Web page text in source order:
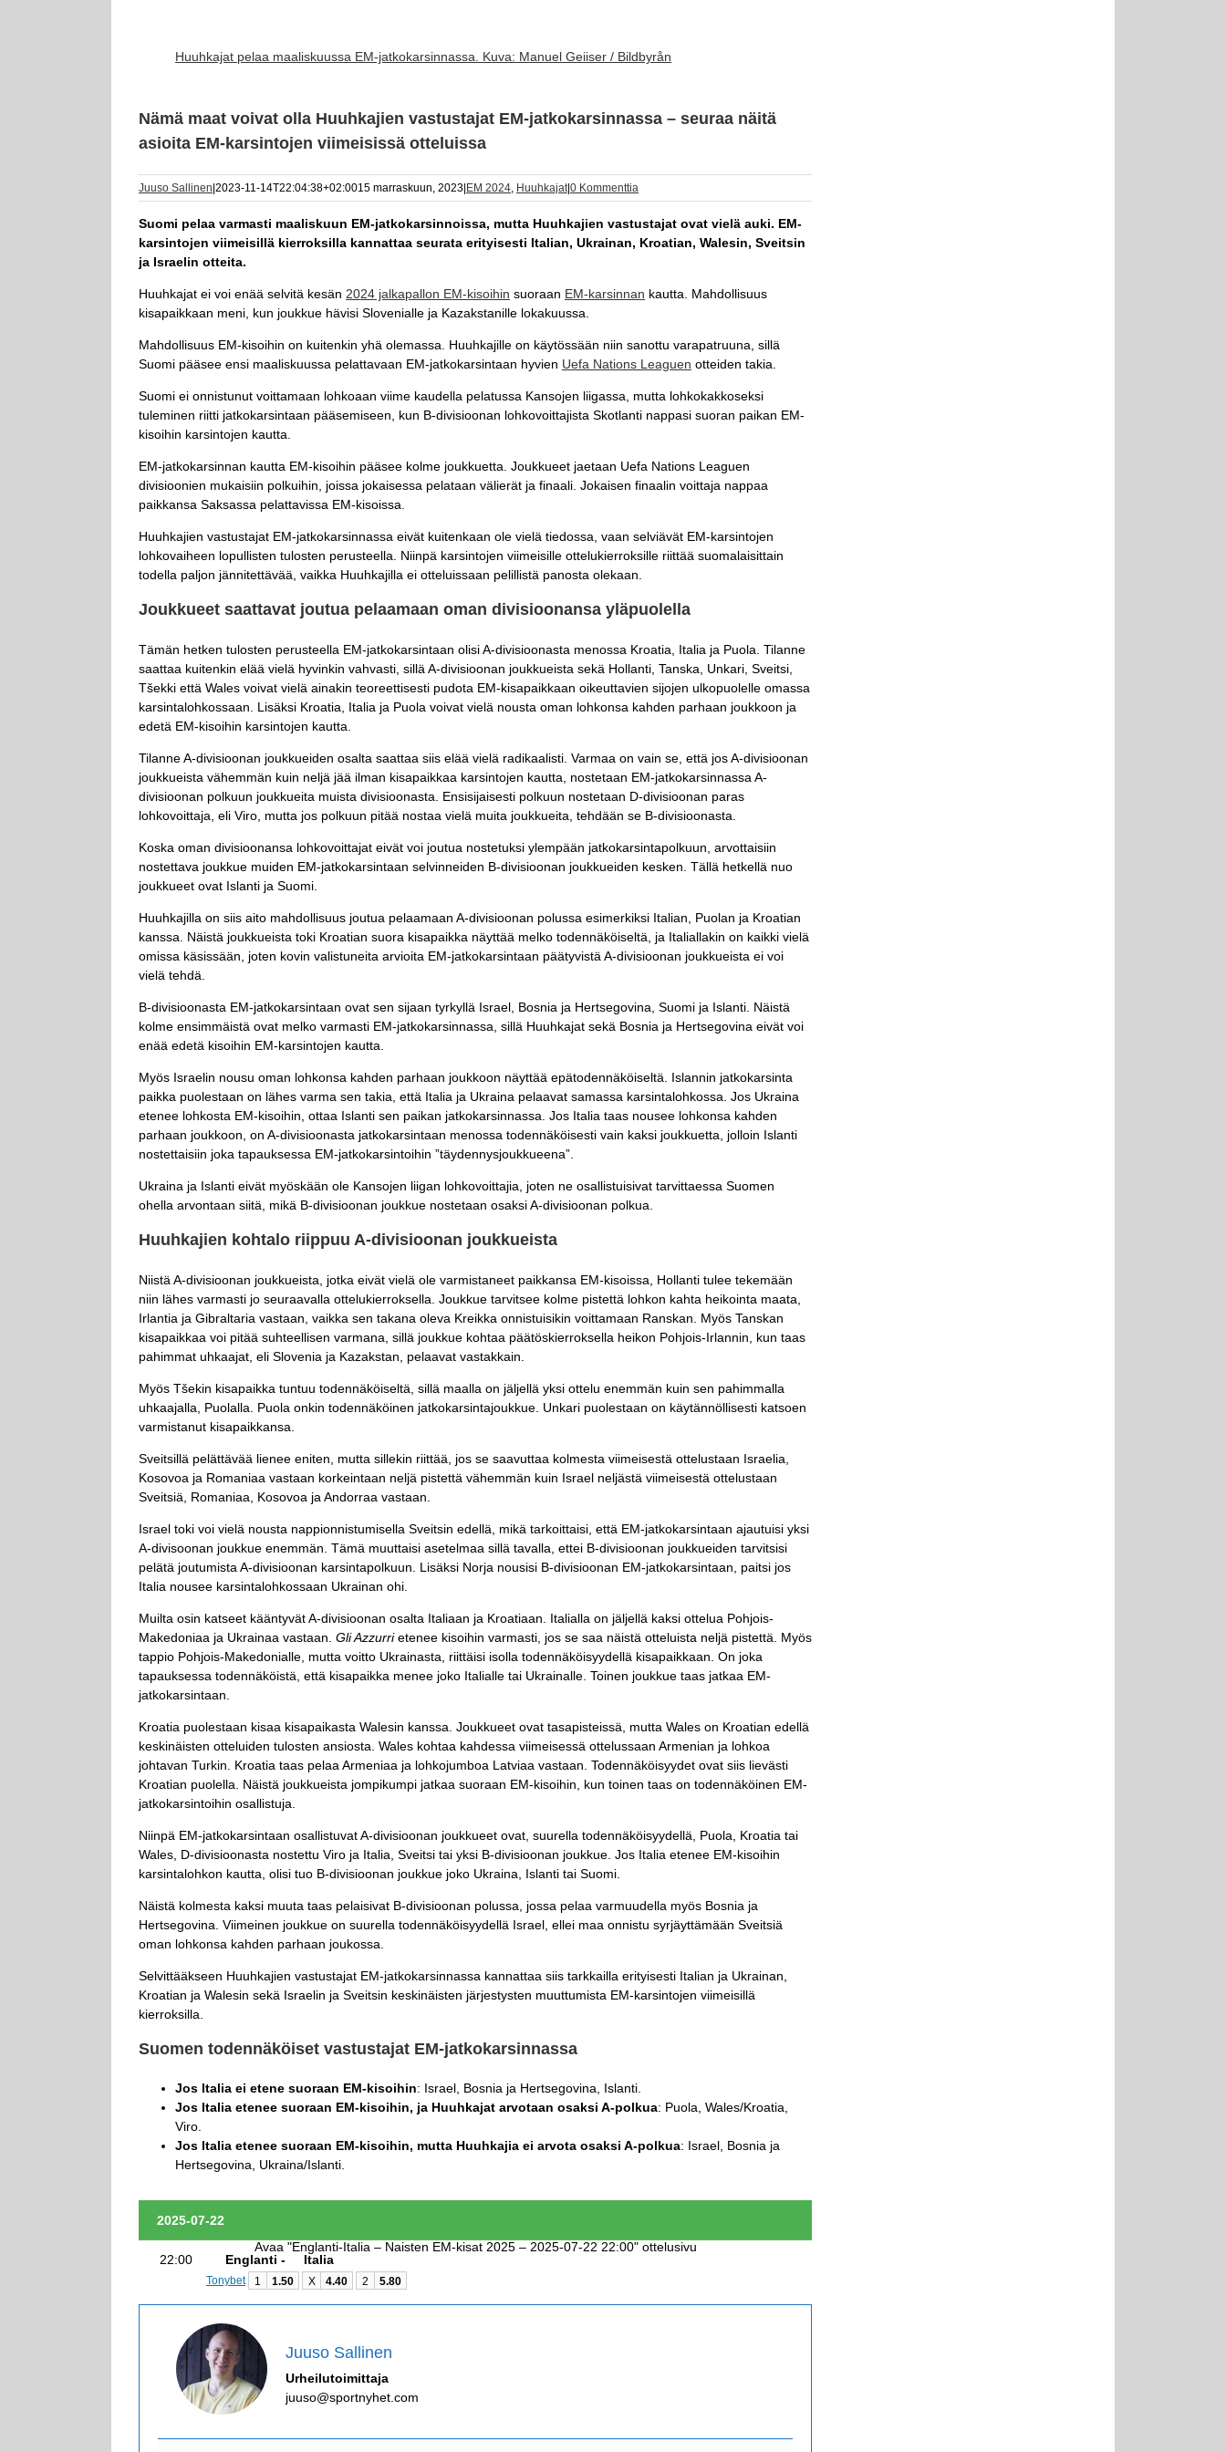
Huuhkajat pelaa maaliskuussa EM-jatkokarsinnassa. Kuva: Manuel Geiiser / Bildbyrån
Nämä maat voivat olla Huuhkajien vastustajat EM-jatkokarsinnassa – seuraa näitä
asioita EM-karsintojen viimeisissä otteluissa
Juuso Sallinen 2023-11-14T22:04:38+02:0015 marraskuun, 2023 EM 2024, Huuhkajat|0 Kommenttia
Suomi pelaa varmasti maaliskuun EM-jatkokarsinnoissa, mutta Huuhkajien vastustajat ovat vielä auki. EM-
karsintojen viimeisillä kierroksilla kannattaa seurata erityisesti Italian, Ukrainan, Kroatian, Walesin, Sveitsin
ja Israelin otteita.
Huuhkajat ei voi enää selvitä kesän 2024 jalkapallon EM-kisoihin suoraan EM-karsinnan kautta. Mahdollisuus
kisapaikkaan meni, kun joukkue hävisi Slovenialle ja Kazakstanille lokakuussa.
Mahdollisuus EM-kisoihin on kuitenkin yhä olemassa. Huuhkajille on käytössään niin sanottu varapatruuna, sillä
Suomi pääsee ensi maaliskuussa pelattavaan EM-jatkokarsintaan hyvien Uefa Nations Leaguen otteiden takia.
Suomi ei onnistunut voittamaan lohkoaan viime kaudella pelatussa Kansojen liigassa, mutta lohkokakkoseksi
tuleminen riitti jatkokarsintaan pääsemiseen, kun B-divisioonan lohkovoittajista Skotlanti nappasi suoran paikan EM-
kisoihin karsintojen kautta.
EM-jatkokarsinnan kautta EM-kisoihin pääsee kolme joukkuetta. Joukkueet jaetaan Uefa Nations Leaguen
divisioonien mukaisiin polkuihin, joissa jokaisessa pelataan välierät ja finaali. Jokaisen finaalin voittaja nappaa
paikkansa Saksassa pelattavissa EM-kisoissa.
Huuhkajien vastustajat EM-jatkokarsinnassa eivät kuitenkaan ole vielä tiedossa, vaan selviävät EM-karsintojen
lohkovaiheen lopullisten tulosten perusteella. Niinpä karsintojen viimeisille ottelukierroksille riittää suomalaisittain
todella paljon jännitettävää, vaikka Huuhkajilla ei otteluissaan pelillistä panosta olekaan.
Joukkueet saattavat joutua pelaamaan oman divisioonansa yläpuolella
Tämän hetken tulosten perusteella EM-jatkokarsintaan olisi A-divisioonasta menossa Kroatia, Italia ja Puola. Tilanne
saattaa kuitenkin elää vielä hyvinkin vahvasti, sillä A-divisioonan joukkueista sekä Hollanti, Tanska, Unkari, Sveitsi,
Tšekki että Wales voivat vielä ainakin teoreettisesti pudota EM-kisapaikkaan oikeuttavien sijojen ulkopuolelle omassa
karsintalohkossaan. Lisäksi Kroatia, Italia ja Puola voivat vielä nousta oman lohkonsa kahden parhaan joukkoon ja
edetä EM-kisoihin karsintojen kautta.
Tilanne A-divisioonan joukkueiden osalta saattaa siis elää vielä radikaalisti. Varmaa on vain se, että jos A-divisioonan
joukkueista vähemmän kuin neljä jää ilman kisapaikkaa karsintojen kautta, nostetaan EM-jatkokarsinnassa A-
divisioonan polkuun joukkueita muista divisioonasta. Ensisijaisesti polkuun nostetaan D-divisioonan paras
lohkovoittaja, eli Viro, mutta jos polkuun pitää nostaa vielä muita joukkueita, tehdään se B-divisioonasta.
Koska oman divisioonansa lohkovoittajat eivät voi joutua nostetuksi ylempään jatkokarsintapolkuun, arvottaisiin
nostettava joukkue muiden EM-jatkokarsintaan selvinneiden B-divisioonan joukkueiden kesken. Tällä hetkellä nuo
joukkueet ovat Islanti ja Suomi.
Huuhkajilla on siis aito mahdollisuus joutua pelaamaan A-divisioonan polussa esimerkiksi Italian, Puolan ja Kroatian
kanssa. Näistä joukkueista toki Kroatian suora kisapaikka näyttää melko todennäköiseltä, ja Italiallakin on kaikki vielä
omissa käsissään, joten kovin valistuneita arvioita EM-jatkokarsintaan päätyvistä A-divisioonan joukkueista ei voi
vielä tehdä.
B-divisioonasta EM-jatkokarsintaan ovat sen sijaan tyrkyllä Israel, Bosnia ja Hertsegovina, Suomi ja Islanti. Näistä
kolme ensimmäistä ovat melko varmasti EM-jatkokarsinnassa, sillä Huuhkajat sekä Bosnia ja Hertsegovina eivät voi
enää edetä kisoihin EM-karsintojen kautta.
Myös Israelin nousu oman lohkonsa kahden parhaan joukkoon näyttää epätodennäköiseltä. Islannin jatkokarsinta
paikka puolestaan on lähes varma sen takia, että Italia ja Ukraina pelaavat samassa karsintalohkossa. Jos Ukraina
etenee lohkosta EM-kisoihin, ottaa Islanti sen paikan jatkokarsinnassa. Jos Italia taas nousee lohkonsa kahden
parhaan joukkoon, on A-divisioonasta jatkokarsintaan menossa todennäköisesti vain kaksi joukkuetta, jolloin Islanti
nostettaisiin joka tapauksessa EM-jatkokarsintoihin ”täydennysjoukkueena”.
Ukraina ja Islanti eivät myöskään ole Kansojen liigan lohkovoittajia, joten ne osallistuisivat tarvittaessa Suomen
ohella arvontaan siitä, mikä B-divisioonan joukkue nostetaan osaksi A-divisioonan polkua.
Huuhkajien kohtalo riippuu A-divisioonan joukkueista
Niistä A-divisioonan joukkueista, jotka eivät vielä ole varmistaneet paikkansa EM-kisoissa, Hollanti tulee tekemään
niin lähes varmasti jo seuraavalla ottelukierroksella. Joukkue tarvitsee kolme pistettä lohkon kahta heikointa maata,
Irlantia ja Gibraltaria vastaan, vaikka sen takana oleva Kreikka onnistuisikin voittamaan Ranskan. Myös Tanskan
kisapaikkaa voi pitää suhteellisen varmana, sillä joukkue kohtaa päätöskierroksella heikon Pohjois-Irlannin, kun taas
pahimmat uhkaajat, eli Slovenia ja Kazakstan, pelaavat vastakkain.
Myös Tšekin kisapaikka tuntuu todennäköiseltä, sillä maalla on jäljellä yksi ottelu enemmän kuin sen pahimmalla
uhkaajalla, Puolalla. Puola onkin todennäköinen jatkokarsintajoukkue. Unkari puolestaan on käytännöllisesti katsoen
varmistanut kisapaikkansa.
Sveitsillä pelättävää lienee eniten, mutta sillekin riittää, jos se saavuttaa kolmesta viimeisestä ottelustaan Israelia,
Kosovoa ja Romaniaa vastaan korkeintaan neljä pistettä vähemmän kuin Israel neljästä viimeisestä ottelustaan
Sveitsiä, Romaniaa, Kosovoa ja Andorraa vastaan.
Israel toki voi vielä nousta nappionnistumisella Sveitsin edellä, mikä tarkoittaisi, että EM-jatkokarsintaan ajautuisi yksi
A-divisoonan joukkue enemmän. Tämä muuttaisi asetelmaa sillä tavalla, ettei B-divisioonan joukkueiden tarvitsisi
pelätä joutumista A-divisioonan karsintapolkuun. Lisäksi Norja nousisi B-divisioonan EM-jatkokarsintaan, paitsi jos
Italia nousee karsintalohkossaan Ukrainan ohi.
Muilta osin katseet kääntyvät A-divisioonan osalta Italiaan ja Kroatiaan. Italialla on jäljellä kaksi ottelua Pohjois-
Makedoniaa ja Ukrainaa vastaan. Gli Azzurrietenee kisoihin varmasti, jos se saa näistä otteluista neljä pistettä. Myös
tappio Pohjois-Makedonialle, mutta voitto Ukrainasta, riittäisi isolla todennäköisyydellä kisapaikkaan. On joka
tapauksessa todennäköistä, että kisapaikka menee joko Italialle tai Ukrainalle. Toinen joukkue taas jatkaa EM-
jatkokarsintaan.
Kroatia puolestaan kisaa kisapaikasta Walesin kanssa. Joukkueet ovat tasapisteissä, mutta Wales on Kroatian edellä
keskinäisten otteluiden tulosten ansiosta. Wales kohtaa kahdessa viimeisessä ottelussaan Armenian ja lohkoa
johtavan Turkin. Kroatia taas pelaa Armeniaa ja lohkojumboa Latviaa vastaan. Todennäköisyydet ovat siis lievästi
Kroatian puolella. Näistä joukkueista jompikumpi jatkaa suoraan EM-kisoihin, kun toinen taas on todennäköinen EM-
jatkokarsintoihin osallistuja.
Niinpä EM-jatkokarsintaan osallistuvat A-divisioonan joukkueet ovat, suurella todennäköisyydellä, Puola, Kroatia tai
Wales, D-divisioonasta nostettu Viro ja Italia, Sveitsi tai yksi B-divisioonan joukkue. Jos Italia etenee EM-kisoihin
karsintalohkon kautta, olisi tuo B-divisioonan joukkue joko Ukraina, Islanti tai Suomi.
Näistä kolmesta kaksi muuta taas pelaisivat B-divisioonan polussa, jossa pelaa varmuudella myös Bosnia ja
Hertsegovina. Viimeinen joukkue on suurella todennäköisyydellä Israel, ellei maa onnistu syrjäyttämään Sveitsiä
oman lohkonsa kahden parhaan joukossa.
Selvittääkseen Huuhkajien vastustajat EM-jatkokarsinnassa kannattaa siis tarkkailla erityisesti Italian ja Ukrainan,
Kroatian ja Walesin sekä Israelin ja Sveitsin keskinäisten järjestysten muuttumista EM-karsintojen viimeisillä
kierroksilla.
Suomen todennäköiset vastustajat EM-jatkokarsinnassa
Jos Italia ei etene suoraan EM-kisoihin: Israel, Bosnia ja Hertsegovina, Islanti.
Jos Italia etenee suoraan EM-kisoihin, ja Huuhkajat arvotaan osaksi A-polkua: Puola, Wales/Kroatia,
Viro.
Jos Italia etenee suoraan EM-kisoihin, mutta Huuhkajia ei arvota osaksi A-polkua: Israel, Bosnia ja
Hertsegovina, Ukraina/Islanti.
2025-07-22
22:00 Englanti - Italia
Tonybet 1 1.50 X 4.40 2 5.80
Avaa "Englanti-Italia – Naisten EM-kisat 2025 – 2025-07-22 22:00" ottelusivu
Juuso Sallinen
Urheilutoimittaja
juuso@sportnyhet.com